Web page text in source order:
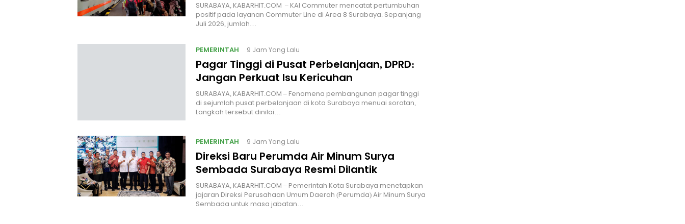
SURABAYA, KABARHIT.COM – KAI Commuter mencatat pertumbuhan
positif pada layanan Commuter Line di Area 8 Surabaya. Sepanjang
Juli 2026, jumlah…
PEMERINTAH 9 Jam Yang Lalu
Pagar Tinggi di Pusat Perbelanjaan, DPRD:
Jangan Perkuat Isu Kericuhan
SURABAYA, KABARHIT.COM – Fenomena pembangunan pagar tinggi
di sejumlah pusat perbelanjaan di kota Surabaya menuai sorotan,
Langkah tersebut dinilai…
PEMERINTAH 9 Jam Yang Lalu
Direksi Baru Perumda Air Minum Surya
Sembada Surabaya Resmi Dilantik
SURABAYA, KABARHIT.COM – Pemerintah Kota Surabaya menetapkan
jajaran Direksi Perusahaan Umum Daerah (Perumda) Air Minum Surya
Sembada untuk masa jabatan…